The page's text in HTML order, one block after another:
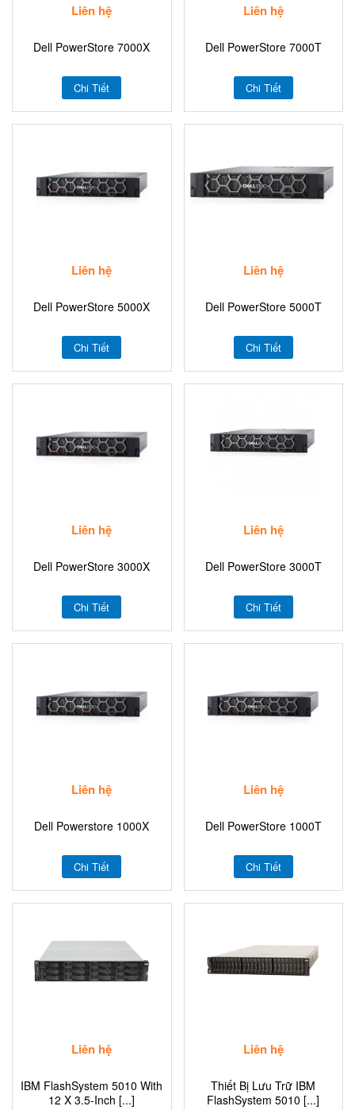
Liên hệ
Dell PowerStore 7000X
Chi Tiết
Liên hệ
Dell PowerStore 7000T
Chi Tiết
Liên hệ
Dell PowerStore 5000X
Chi Tiết
Liên hệ
Dell PowerStore 5000T
Chi Tiết
Liên hệ
Dell PowerStore 3000X
Chi Tiết
Liên hệ
Dell PowerStore 3000T
Chi Tiết
Liên hệ
Dell Powerstore 1000X
Chi Tiết
Liên hệ
Dell PowerStore 1000T
Chi Tiết
Liên hệ
IBM FlashSystem 5010 With
12 X 3.5-Inch [...]
Liên hệ
Thiết Bị Lưu Trữ IBM
FlashSystem 5010 [...]